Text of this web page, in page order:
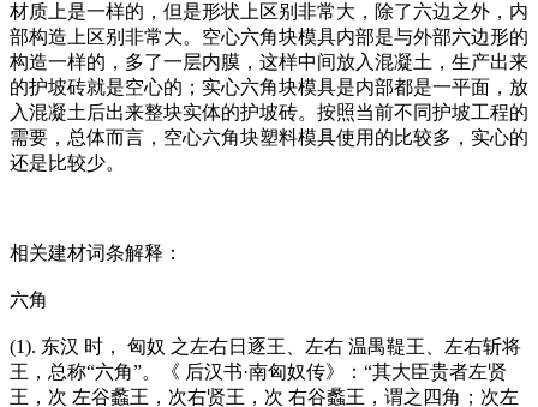
材质上是一样的，但是形状上区别非常大，除了六边之外，内
部构造上区别非常大。空心六角块模具内部是与外部六边形的
构造一样的，多了一层内膜，这样中间放入混凝土，生产出来
的护坡砖就是空心的；实心六角块模具是内部都是一平面，放
入混凝土后出来整块实体的护坡砖。按照当前不同护坡工程的
需要，总体而言，空心六角块塑料模具使用的比较多，实心的
还是比较少。
相关建材词条解释：
六角
(1). 东汉 时， 匈奴 之左右日逐王、左右 温禺鞮王、左右斩将
王，总称“六角”。《 后汉书·南匈奴传》：“其大臣贵者左贤
王，次 左谷蠡王，次右贤王，次 右谷蠡王，谓之四角；次左